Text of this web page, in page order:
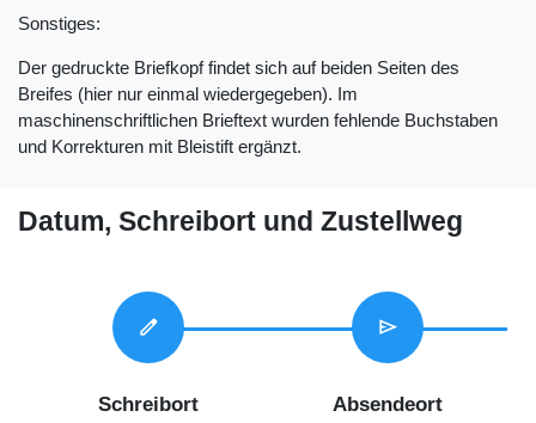
Sonstiges:
Der gedruckte Briefkopf findet sich auf beiden Seiten des
Breifes (hier nur einmal wiedergegeben). Im
maschinenschriftlichen Brieftext wurden fehlende Buchstaben
und Korrekturen mit Bleistift ergänzt.
Datum, Schreibort und Zustellweg
edit
Schreibort
send
Absendeort